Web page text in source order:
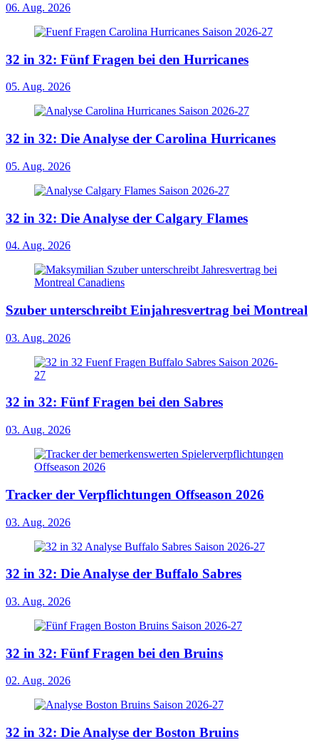
06. Aug. 2026
32 in 32: Fünf Fragen bei den Hurricanes
05. Aug. 2026
32 in 32: Die Analyse der Carolina Hurricanes
05. Aug. 2026
32 in 32: Die Analyse der Calgary Flames
04. Aug. 2026
Szuber unterschreibt Einjahresvertrag bei Montreal
03. Aug. 2026
32 in 32: Fünf Fragen bei den Sabres
03. Aug. 2026
Tracker der Verpflichtungen Offseason 2026
03. Aug. 2026
32 in 32: Die Analyse der Buffalo Sabres
03. Aug. 2026
32 in 32: Fünf Fragen bei den Bruins
02. Aug. 2026
32 in 32: Die Analyse der Boston Bruins